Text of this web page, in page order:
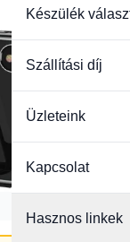
Készülék
Szállítási díj
Üzleteink
Kapcsolat
Hasznos linkek